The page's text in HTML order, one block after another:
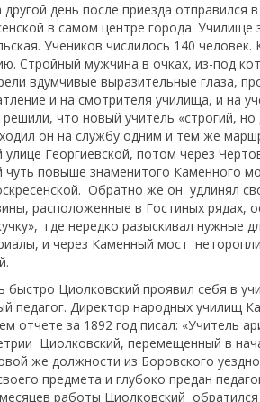
день после приезда отправился
в самом центре города. Училище
Учеников числилось 140 человек.
Стройный мужчина в очках, из-под
вдумчивые выразительные глаза,
и на смотрителя училища, и на
решили, что новый учитель «строгий,
он на службу одним и тем же
улице Георгиевской, потом через
чуть повыше знаменитого Каменного
Обратно же он удлинял
расположенные в Гостиных рядах,
где нередко разыскивал нужные
и через Каменный мост
быстро Циолковский проявил себя в
педагог. Директор народных училищ
отчете за 1892 год писал: «Учитель
Циолковский, перемещенный в
же должности из Боровского
предмета и глубоко предан
работы Циолковский